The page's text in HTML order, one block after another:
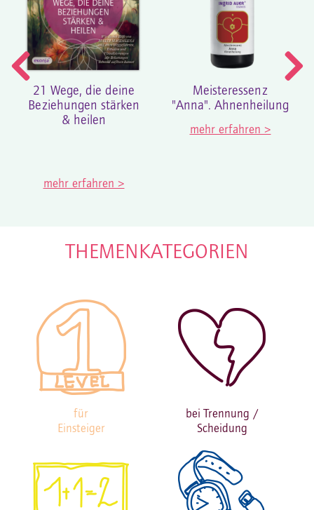
21 Wege, die deine
Beziehungen stärken
& heilen
mehr erfahren >
Meisteressenz
"Anna". Ahnenheilung
mehr erfahren >
THEMENKATEGORIEN
für
Einsteiger
bei
Trennung /
Scheidung